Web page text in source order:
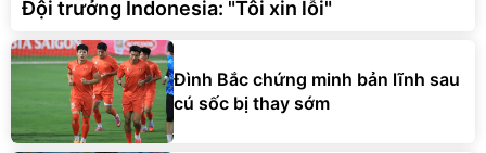
Đội trưởng Indonesia: "Tôi xin lỗi"
Đình Bắc chứng minh bản lĩnh sau
cú sốc bị thay sớm